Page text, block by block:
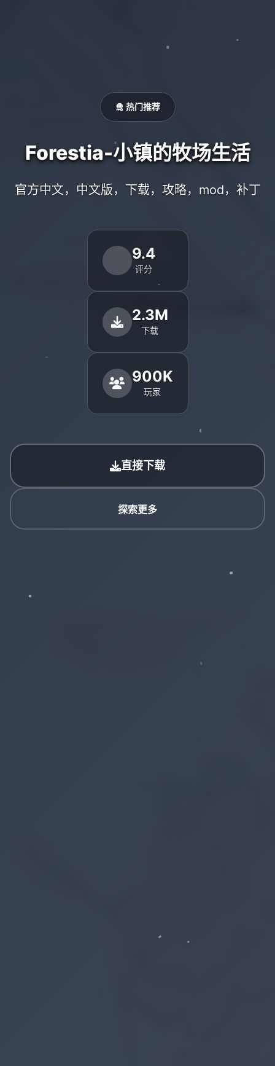
🛅 热门推荐
Forestia-小镇的牧场生活
官方中文，中文版，下载，攻略，mod，补丁
9.4
评分
2.3M
下载
900K
玩家
直接下载
探索更多